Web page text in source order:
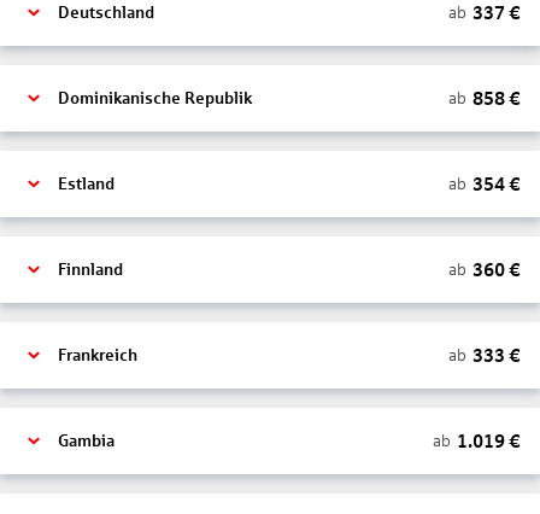
Deutschland ab 337 €
Dominikanische Republik ab 858€
Estland ab 354€
Finnland ab 360€
Frankreich ab 333 €
Gambia ab 1.019€